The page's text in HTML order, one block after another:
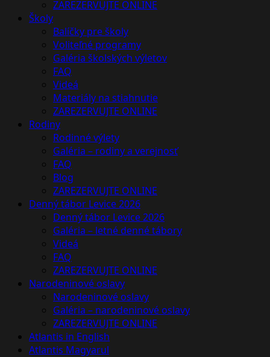
ZAREZERVUJTE ONLINE
Školy
Balíčky pre školy
Voliteľné programy
Galéria školských výletov
FAQ
Videá
Materiály na stiahnutie
ZAREZERVUJTE ONLINE
Rodiny
Rodinné výlety
Galéria – rodiny a verejnosť
FAQ
Blog
ZAREZERVUJTE ONLINE
Denný tábor Levice 2026
Denný tábor Levice 2026
Galéria – letné denné tábory
Videá
FAQ
ZAREZERVUJTE ONLINE
Narodeninové oslavy
Narodeninové oslavy
Galéria – narodeninové oslavy
ZAREZERVUJTE ONLINE
Atlantis in English
Atlantis Magyarul